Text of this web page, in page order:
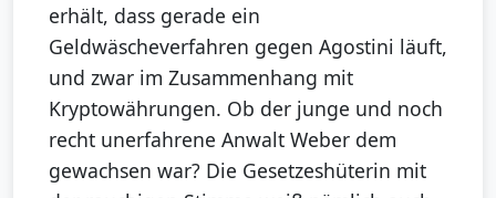
erhält, dass gerade ein
Geldwäscheverfahren gegen Agostini läuft,
und zwar im Zusammenhang mit
Kryptowährungen. Ob der junge und noch
recht unerfahrene Anwalt Weber dem
gewachsen war? Die Gesetzeshüterin mit